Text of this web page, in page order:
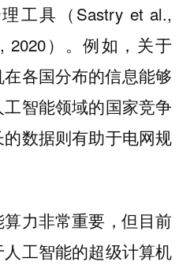
工具（Sastry et al.,
2020）。例如，关于
各国分布的信息能够
智能领域的国家竞争
数据则有助于电网规
力非常重要，但目前
工智能的超级计算机